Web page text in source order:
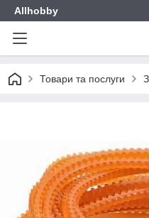
Allhobby
Товари та послуги